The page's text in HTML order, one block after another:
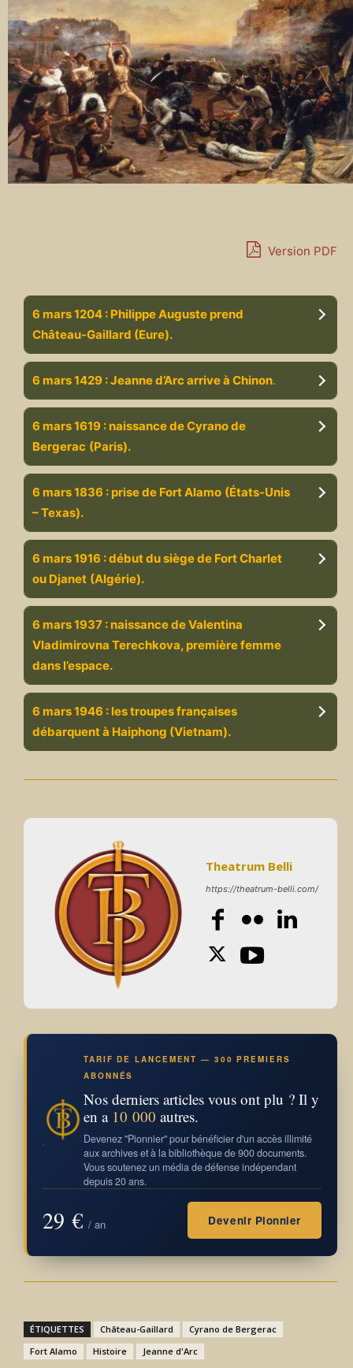
Version PDF
6 mars 1204 : Philippe Auguste prend
Château-Gaillard (Eure).
6 mars 1429 : Jeanne d’Arc arrive à Chinon.
6 mars 1619 : naissance de Cyrano de
Bergerac (Paris).
6 mars 1836 : prise de Fort Alamo (États-Unis
– Texas).
6 mars 1916 : début du siège de Fort Charlet
ou Djanet (Algérie).
6 mars 1937 : naissance de Valentina
Vladimirovna Terechkova, première femme
dans l’espace.
6 mars 1946 : les troupes françaises
débarquent à Haiphong (Vietnam).
Theatrum Belli
https://theatrum-belli.com/
TARIF DE LANCEMENT — 300 PREMIERS
ABONNÉS
Nos derniers articles vous ont plu ? Il y
en a 10 000 autres.
Devenez "Pionnier" pour bénéficier d'un accès illimité
aux archives et à la bibliothèque de 900 documents.
Vous soutenez un média de défense indépendant
depuis 20 ans.
29 € / an Devenir Pionnier
ÉTIQUETTES Château-Gaillard
Cyrano de Bergerac
Fort Alamo
Histoire Jeanne d'Arc